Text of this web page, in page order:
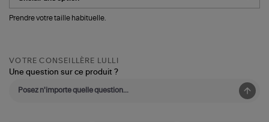
Prendre votre taille habituelle.
VOTRE CONSEILLÈRE LULLI
Une question sur ce produit ?